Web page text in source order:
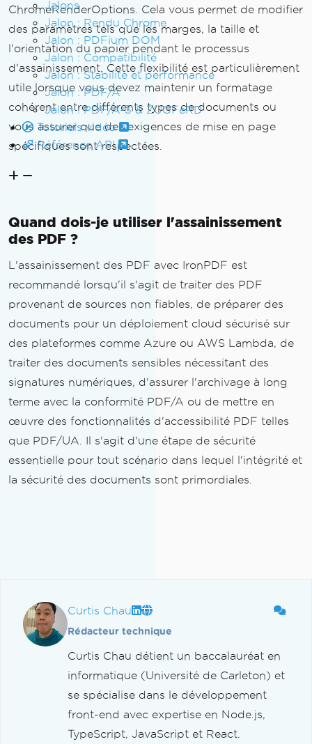
Jalons
Jalon : Rendu Chrome
Jalon : PDFium DOM
Jalon : Compatibilité
Jalon : Stabilité et performance
Jalon : PDF/A
Jalon : PDF/A-3 & ZUGFeRD
Tutoriels vidéo
Référence API
ChromeRenderOptions. Cela vous permet de modifier
des paramètres tels que les marges, la taille et
l'orientation du papier pendant le processus
d'assainissement. Cette flexibilité est particulièrement
utile lorsque vous devez maintenir un formatage
cohérent entre différents types de documents ou
vous assurer que des exigences de mise en page
spécifiques sont respectées.
Quand dois-je utiliser l'assainissement
des PDF ?
L'assainissement des PDF avec IronPDF est
recommandé lorsqu'il s'agit de traiter des PDF
provenant de sources non fiables, de préparer des
documents pour un déploiement cloud sécurisé sur
des plateformes comme Azure ou AWS Lambda, de
traiter des documents sensibles nécessitant des
signatures numériques, d'assurer l'archivage à long
terme avec la conformité PDF/A ou de mettre en
œuvre des fonctionnalités d'accessibilité PDF telles
que PDF/UA. Il s'agit d'une étape de sécurité
essentielle pour tout scénario dans lequel l'intégrité et
la sécurité des documents sont primordiales.
Curtis Chau
Rédacteur technique
Curtis Chau détient un baccalauréat en
informatique (Université de Carleton) et
se spécialise dans le développement
front-end avec expertise en Node.js,
TypeScript, JavaScript et React.